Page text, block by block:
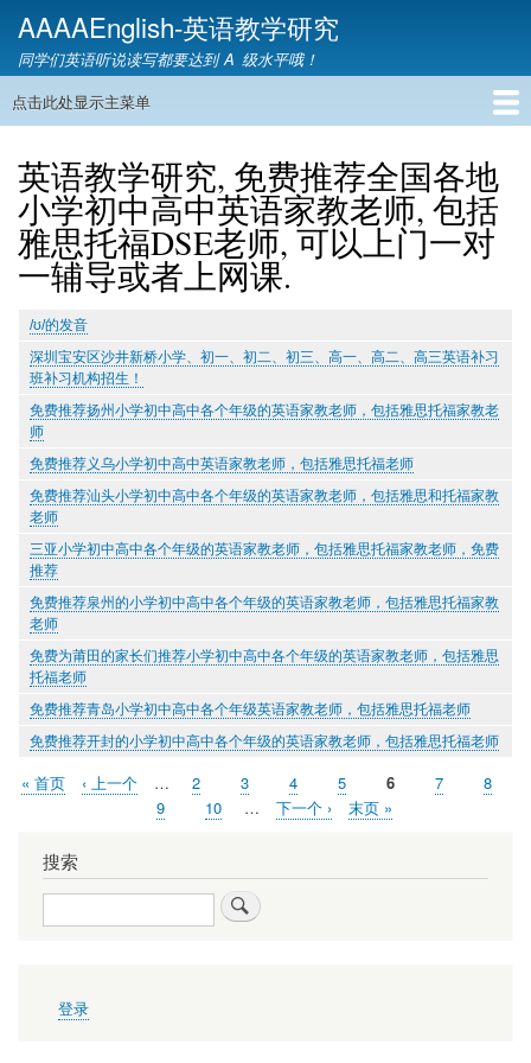
跳
转
到
容
AAAAEnglish-英语教学研究
同学们英语听说读写都要达到 A 级水平哦！
主
航
点击此处显示主菜单
首页
英语网课
教材精讲
英语语音
英语语法
英语词汇
雅思托福
英语教学
教育资讯
英语家教
联系我们
英语教学研究, 免费推荐全国各地
小学初中高中英语家教老师, 包括
雅思托福DSE老师, 可以上门一对
一辅导或者上网课.
/ʊ/的发音
深圳宝安区沙井新桥小学、初一、初二、初三、高一、高二、高三英语补习
班补习机构招生！
免费推荐扬州小学初中高中各个年级的英语家教老师，包括雅思托福家教老
师
免费推荐义乌小学初中高中英语家教老师，包括雅思托福老师
免费推荐汕头小学初中高中各个年级的英语家教老师，包括雅思和托福家教
老师
三亚小学初中高中各个年级的英语家教老师，包括雅思托福家教老师，免费
推荐
免费推荐泉州的小学初中高中各个年级的英语家教老师，包括雅思托福家教
老师
免费为莆田的家长们推荐小学初中高中各个年级的英语家教老师，包括雅思
托福老师
免费推荐青岛小学初中高中各个年级英语家教老师，包括雅思托福老师
免费推荐开封的小学初中高中各个年级的英语家教老师，包括雅思托福老师
分
首
« 首页
前
‹ 上一个 …
页
面
2
页
3
页
面
4
页
面
5
当
前
6
页
7
页
8
页
9
页
10 …
下
下一个 ›
末
末页 »
搜索
搜
索
户登录